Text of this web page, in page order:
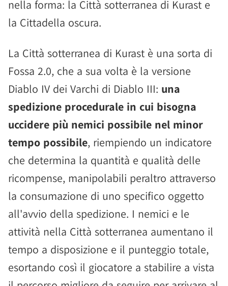
nella forma: la Città sotterranea di Kurast e
la Cittadella oscura.
La Città sotterranea di Kurast è una sorta di
Fossa 2.0, che a sua volta è la versione
Diablo IV dei Varchi di Diablo III: una
spedizione procedurale in cui bisogna
uccidere più nemici possibile nel minor
tempo possibile, riempiendo un indicatore
che determina la quantità e qualità delle
ricompense, manipolabili peraltro attraverso
la consumazione di uno specifico oggetto
all'avvio della spedizione. I nemici e le
attività nella Città sotterranea aumentano il
tempo a disposizione e il punteggio totale,
esortando così il giocatore a stabilire a vista